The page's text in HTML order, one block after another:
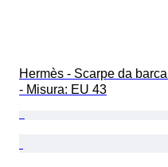
Hermès - Scarpe da barca
- Misura: EU 43